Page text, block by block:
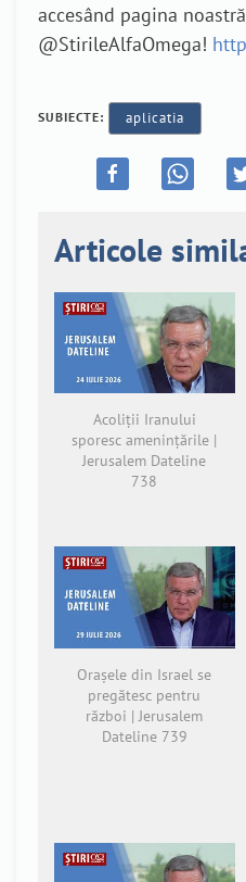
accesând pagina
@StirileAlfaOmega!
SUBIECTE: aplicatia
Articole
Acoliții Iranului
sporesc amenințările |
Jerusalem Dateline
738
Orașele din Israel se
pregătesc pentru
război | Jerusalem
Dateline 739